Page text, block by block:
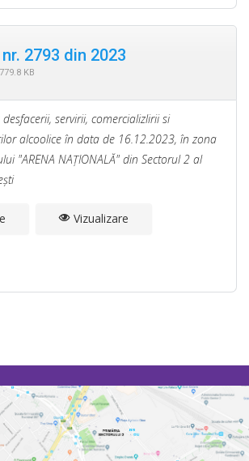
2793 din 2023
779.8 KB
servirii, comercializlirii si
alcoolice în data de 16.12.2023, în zona
"ARENA NAŢIONALĂ" din Sectorul 2 al
Vizualizare